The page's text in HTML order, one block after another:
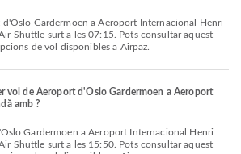
Shuttle surt a les 07:15. Pots consultar aquest
de vol disponibles a Airpaz.
vol de Aeroport d'Oslo Gardermoen a Aeroport
amb ?
Shuttle surt a les 15:50. Pots consultar aquest